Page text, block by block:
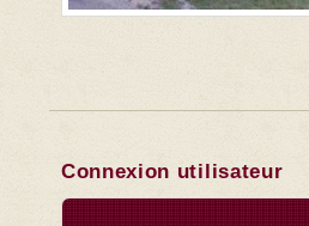
Connexion utilisateur